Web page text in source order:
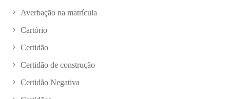
Averbação na matrícula
Cartório
Certidão
Certidão de construção
Certidão Negativa